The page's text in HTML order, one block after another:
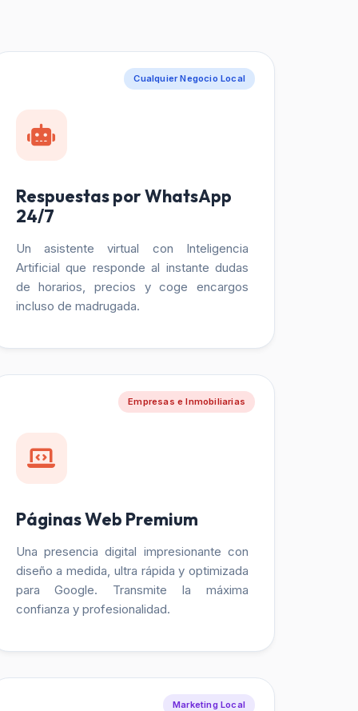
Cualquier Negocio Local
Respuestas por WhatsApp
24/7
Un asistente virtual con Inteligencia
Artificial que responde al instante dudas
de horarios, precios y coge encargos
incluso de madrugada.
Empresas e Inmobiliarias
Páginas Web Premium
Una presencia digital impresionante con
diseño a medida, ultra rápida y optimizada
para Google. Transmite la máxima
confianza y profesionalidad.
Marketing Local